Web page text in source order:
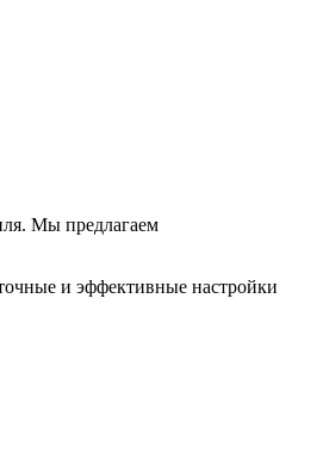
Мы предлагаем
и эффективные настройки